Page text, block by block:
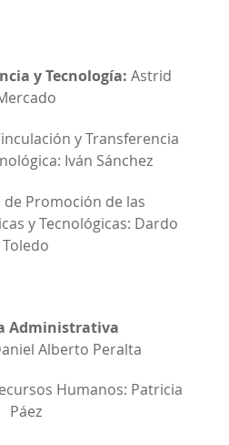
y Tecnología: Astrid
y Transferencia
Iván Sánchez
Promoción de las
y Tecnológicas: Dardo
Toledo
Administrativa
Alberto Peralta
Humanos: Patricia
Páez